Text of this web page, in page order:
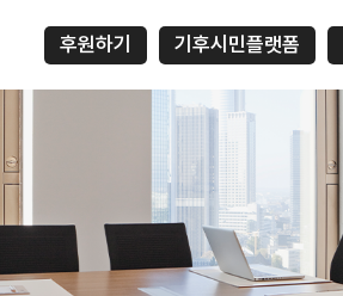
후원하기 기후시민플랫폼